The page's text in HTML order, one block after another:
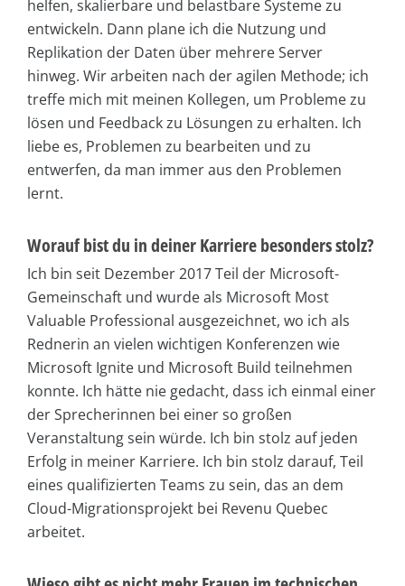
helfen, skalierbare und belastbare Systeme zu
entwickeln. Dann plane ich die Nutzung und
Replikation der Daten über mehrere Server
hinweg. Wir arbeiten nach der agilen Methode; ich
treffe mich mit meinen Kollegen, um Probleme zu
lösen und Feedback zu Lösungen zu erhalten. Ich
liebe es, Problemen zu bearbeiten und zu
entwerfen, da man immer aus den Problemen
lernt.
Worauf bist du in deiner Karriere besonders stolz?
Ich bin seit Dezember 2017 Teil der Microsoft-
Gemeinschaft und wurde als Microsoft Most
Valuable Professional ausgezeichnet, wo ich als
Rednerin an vielen wichtigen Konferenzen wie
Microsoft Ignite und Microsoft Build teilnehmen
konnte. Ich hätte nie gedacht, dass ich einmal einer
der Sprecherinnen bei einer so großen
Veranstaltung sein würde. Ich bin stolz auf jeden
Erfolg in meiner Karriere. Ich bin stolz darauf, Teil
eines qualifizierten Teams zu sein, das an dem
Cloud-Migrationsprojekt bei Revenu Quebec
arbeitet.